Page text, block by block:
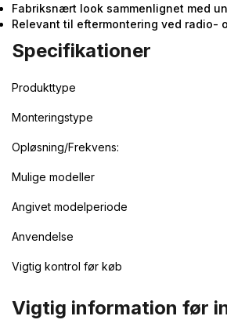
Fabriksnært look sammenlignet med
Relevant til eftermontering ved radio-
Specifikationer
Produkttype
Monteringstype
Opløsning/Frekvens:
Mulige modeller
Angivet modelperiode
Anvendelse
Vigtig kontrol før køb
Vigtig information før